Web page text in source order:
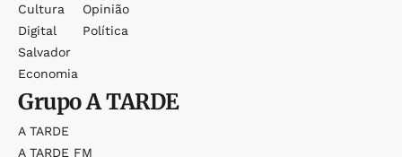
Cultura
Digital
Salvador
Economia
Opinião
Política
GrupoA TARDE
A TARDE
A TARDE FM